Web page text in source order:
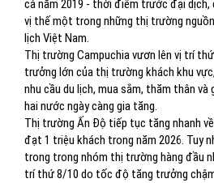
cả năm 2019 - thời điểm trước đại dịch,
vị thế một trong những thị trường
lịch Việt Nam.
Thị trường Campuchia vươn lên vị trí
trưởng lớn của thị trường khách khu
nhu cầu du lịch, mua sắm, thăm thân
hai nước ngày càng gia tăng.
Thị trường Ấn Độ tiếp tục tăng nhanh
đạt 1 triệu khách trong năm 2026. Tuy
trong trong nhóm thị trường hàng đầu
trí thứ 8/10 do tốc độ tăng trưởng